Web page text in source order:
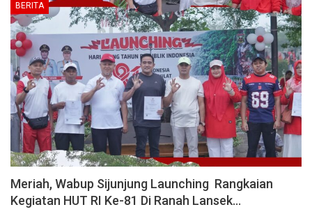
BERITA
Meriah, Wabup Sijunjung Launching Rangkaian
Kegiatan HUT RI Ke-81 Di Ranah Lansek…